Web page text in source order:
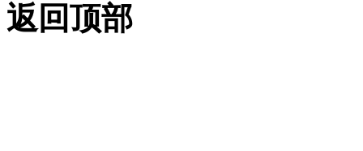
返回顶部